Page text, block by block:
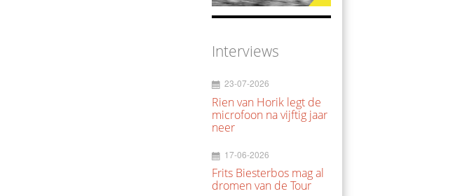
Interviews
23-07-2026
Rien van Horik legt de
microfoon na vijftig jaar
neer
17-06-2026
Frits Biesterbos mag al
dromen van de Tour